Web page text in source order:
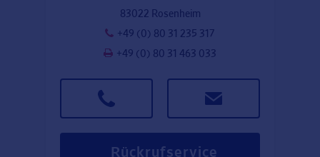
83022 Rosenheim
+49 (0) 80 31 235 317
+49 (0) 80 31 463 033
Rückrufservice